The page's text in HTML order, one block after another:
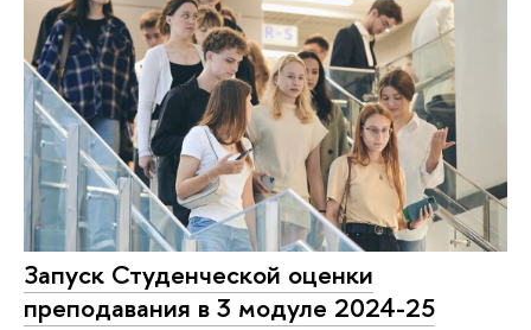
Запуск Студенческой оценки
преподавания в 3 модуле 2024-25